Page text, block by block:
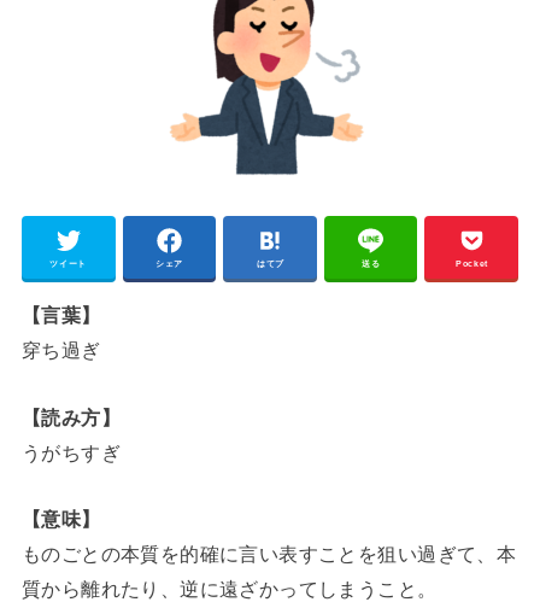
ツイート シェア はてブ 送る Pocket
【言葉】
穿ち過ぎ
【読み方】
うがちすぎ
【意味】
ものごとの本質を的確に言い表すことを狙い過ぎて、本
質から離れたり、逆に遠ざかってしまうこと。